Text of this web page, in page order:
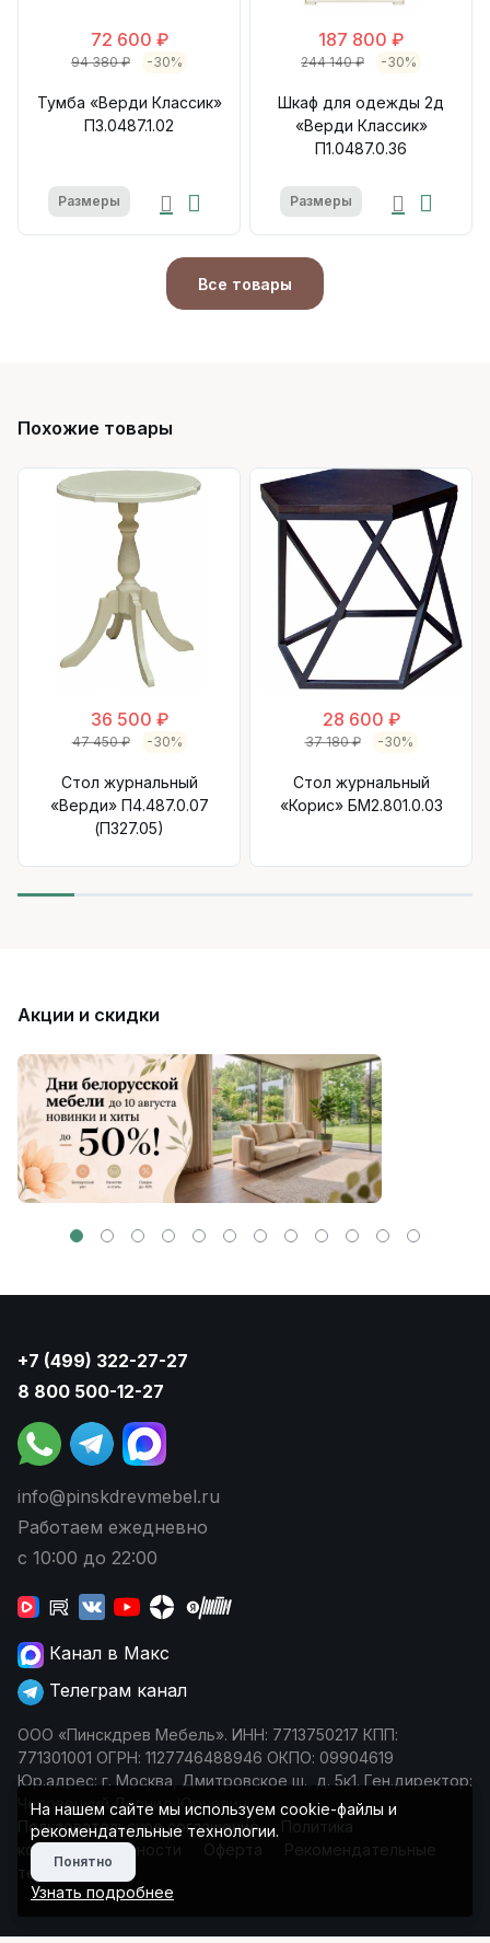
72 600 ₽
94 380 ₽ -30%
Тумба «Верди Классик»
П3.0487.1.02
Размеры
187 800 ₽
244 140 ₽ -30%
Шкаф для одежды 2д
«Верди Классик»
П1.0487.0.36
Размеры
Все товары
Похожие товары
36 500 ₽
47 450 ₽ -30%
Стол журнальный
«Верди» П4.487.0.07
(П327.05)
28 600 ₽
37 180 ₽ -30%
Стол журнальный
«Корис» БМ2.801.0.03
Акции и скидки
+7 (499) 322-27-27
8 800 500-12-27
info@pinskdrevmebel.ru
Работаем ежедневно
с 10:00 до 22:00
Канал в Макс
Телеграм канал
ООО «Пинскдрев Мебель». ИНН: 7713750217 КПП:
771301001 ОГРН: 1127746488946 ОКПО: 09904619
Юр.адрес: г. Москва, Дмитровское ш., д. 5к1. Ген.директор:
Чеповецкий Леонид Юрьевич
Пользовательское соглашение
Политика
конфиденциальности
Оферта
Рекомендательные
технологии
На нашем сайте мы используем cookie-файлы и
рекомендательные технологии.
Понятно
Узнать подробнее